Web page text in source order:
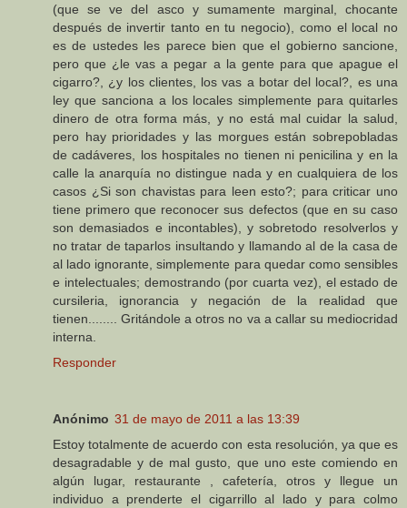
(que se ve del asco y sumamente marginal, chocante
después de invertir tanto en tu negocio), como el local no
es de ustedes les parece bien que el gobierno sancione,
pero que ¿le vas a pegar a la gente para que apague el
cigarro?, ¿y los clientes, los vas a botar del local?, es una
ley que sanciona a los locales simplemente para quitarles
dinero de otra forma más, y no está mal cuidar la salud,
pero hay prioridades y las morgues están sobrepobladas
de cadáveres, los hospitales no tienen ni penicilina y en la
calle la anarquía no distingue nada y en cualquiera de los
casos ¿Si son chavistas para leen esto?; para criticar uno
tiene primero que reconocer sus defectos (que en su caso
son demasiados e incontables), y sobretodo resolverlos y
no tratar de taparlos insultando y llamando al de la casa de
al lado ignorante, simplemente para quedar como sensibles
e intelectuales; demostrando (por cuarta vez), el estado de
cursileria, ignorancia y negación de la realidad que
tienen........ Gritándole a otros no va a callar su mediocridad
interna.
Responder
Anónimo 31 de mayo de 2011 a las 13:39
Estoy totalmente de acuerdo con esta resolución, ya que es
desagradable y de mal gusto, que uno este comiendo en
algún lugar, restaurante , cafetería, otros y llegue un
individuo a prenderte el cigarrillo al lado y para colmo